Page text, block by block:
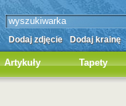
Dodaj zdjęcie Dodaj krainę
Artykuły Tapety